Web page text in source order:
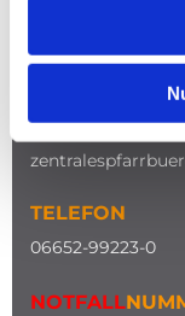
Kirchplatz 3
E-Mail
TELEFON
06652-99223-0
NOTFALL